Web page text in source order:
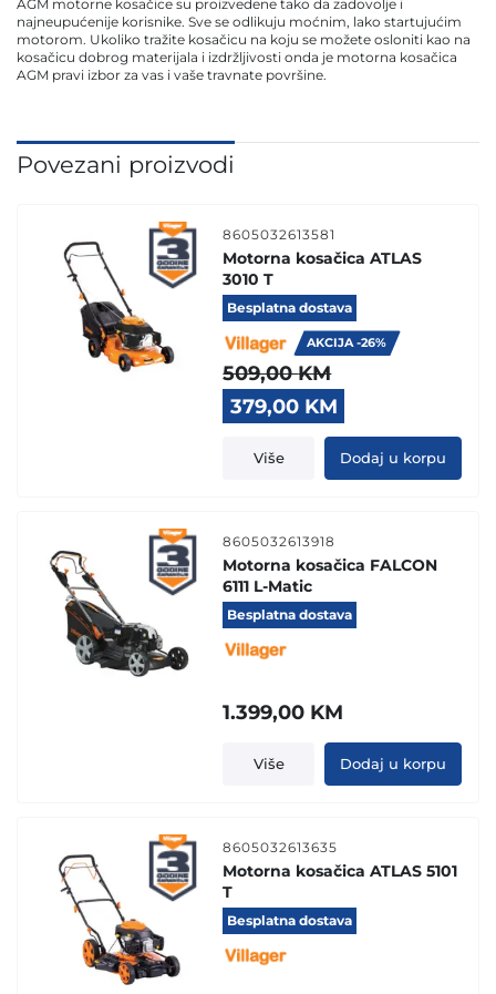
AGM motorne kosačice su proizvedene tako da zadovolje i
najneupućenije korisnike. Sve se odlikuju moćnim, lako startujućim
motorom. Ukoliko tražite kosačicu na koju se možete osloniti kao na
kosačicu dobrog materijala i izdržljivosti onda je motorna kosačica
AGM pravi izbor za vas i vaše travnate površine.
Povezani proizvodi
8605032613581
Motorna kosačica ATLAS
3010 T
Besplatna dostava
AKCIJA -26%
509,00KM
Original
price
was:
509,00 KM.
379,00 KM
price
is:
379,00 KM.
Više Dodaj u korpu
8605032613918
Motorna kosačica FALCON
6111 L-Matic
Besplatna dostava
1.399,00 KM
Više Dodaj u korpu
8605032613635
Motorna kosačica ATLAS 5101
T
Besplatna dostava